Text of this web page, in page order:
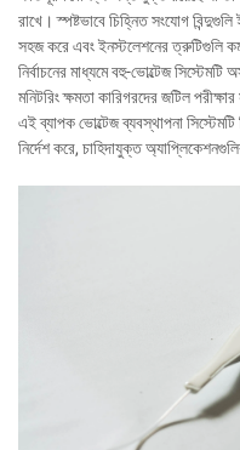
রাখে। স্পষ্টভাবে চিহ্নিত সংযোগ
সহজ করে এবং ইনস্টলেশনের ত্রুটিগুলি
নির্বাচনের মাধ্যমে বহু-ভোল্টেজ সিস্টেমটি
মনিটরিং ক্ষমতা কারিগরদের জটিল
এই ব্যাপক ভোল্টেজ ব্যবস্থাপনা
নির্দেশ করে, চাহিদাযুক্ত